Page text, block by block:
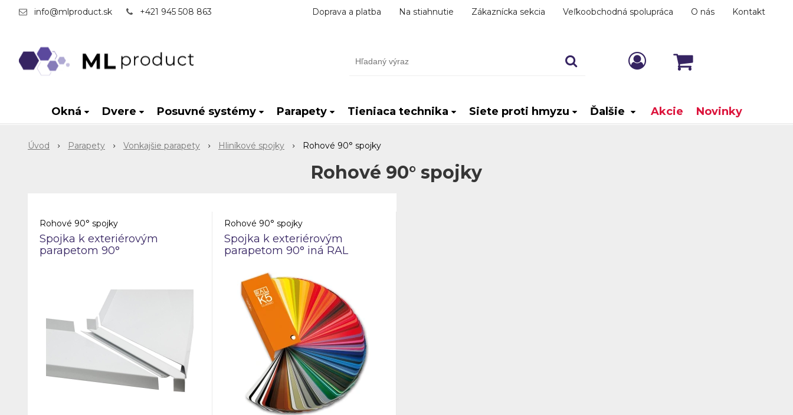
info@mlproduct.sk +421 945 508 863 Doprava a platba Na stiahnutie Zákaznícka sekcia Veľkoobchodná spolupráca O nás Kontakt
Okná Dvere Posuvné systémy Parapety Tieniaca technika Siete proti hmyzu Ďalšie Akcie Novinky
Úvod Parapety Vonkajšie parapety Hliníkové spojky Rohové 90° spojky
Rohové 90° spojky
Rohové 90° spojky
Spojka k exteriérovým
parapetom 90°
Rohové 90° spojky
Spojka k exteriérovým
parapetom 90° iná RAL